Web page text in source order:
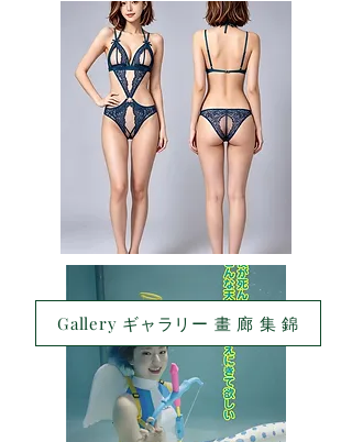
Gallery ギャラリー 畫 廊 集 錦